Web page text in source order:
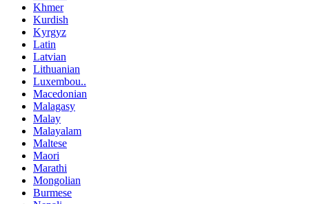
Khmer
Kurdish
Kyrgyz
Latin
Latvian
Lithuanian
Luxembou..
Macedonian
Malagasy
Malay
Malayalam
Maltese
Maori
Marathi
Mongolian
Burmese